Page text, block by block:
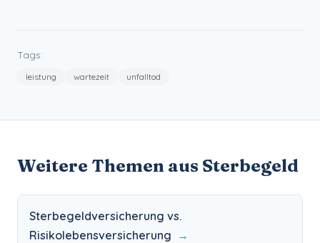
Tags:
leistung wartezeit unfalltod
Weitere Themen aus Sterbegeld
Sterbegeldversicherung vs.
Risikolebensversicherung →